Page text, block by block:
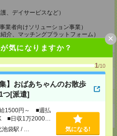
気になりますか？
1/10
】おばあちゃんのお散歩
つ[派遣]
1500円～ ■週払
■日収1万2000円
袋駅 / … 気になる!
×
、デイサービスなど）
業者向けソリューション事業）
介、マッチングプラットフォーム）
ワー18階